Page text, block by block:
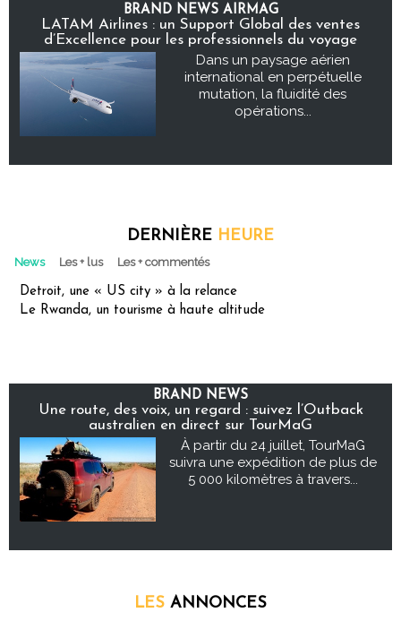
BRAND NEWS AIRMAG
LATAM Airlines : un Support Global des ventes
d’Excellence pour les professionnels du voyage
Dans un paysage aérien
international en perpétuelle
mutation, la fluidité des
opérations...
DERNIÈRE HEURE
News Les + lus Les + commentés
Detroit, une « US city » à la relance
Le Rwanda, un tourisme à haute altitude
BRAND NEWS
Une route, des voix, un regard : suivez l’Outback
australien en direct sur TourMaG
À partir du 24 juillet, TourMaG
suivra une expédition de plus de
5 000 kilomètres à travers...
LES ANNONCES